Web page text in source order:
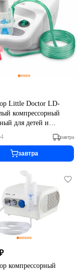
Little Doctor LD-
компрессорный
для детей и
завтра
завтра
компрессорный